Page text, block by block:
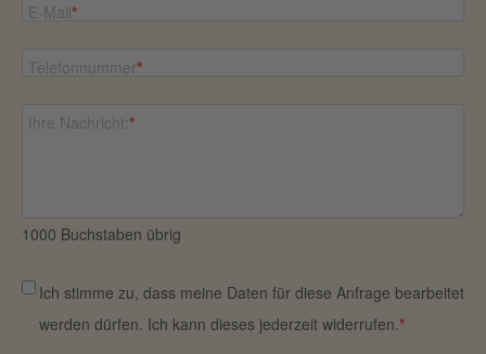
E-Mail*
Telefonnummer*
Ihre Nachricht: *
1000 Buchstaben übrig
Ich stimme zu, dass meine Daten für diese Anfrage bearbeitet
werden dürfen. Ich kann dieses jederzeit widerrufen.*